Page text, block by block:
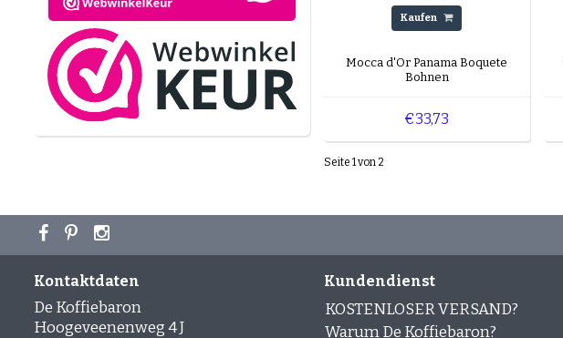
Kaufen
Mocca d'Or Panama Boquete
Bohnen
€33,73
Seite 1 von 2
Kontaktdaten
De Koffiebaron
Hoogeveenenweg 4 J
Kundendienst
KOSTENLOSER VERSAND?
Warum De Koffiebaron?